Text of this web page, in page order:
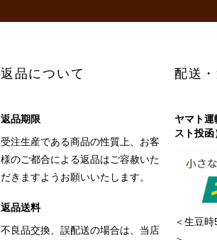
返品について
返品期限
受注生産である商品の性質上、お客
様のご都合による返品はご容赦いた
だきますようお願いいたします。
返品送料
不良品交換、誤配送の場合は、当店
配送
ヤマト
スト投函
＜生豆